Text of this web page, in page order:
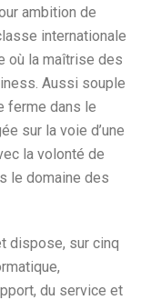
ambition de
internationale
où la maîtrise des
Aussi souple
ferme dans le
sur la voie d’une
la volonté de
le domaine des
dispose, sur cinq
du service et